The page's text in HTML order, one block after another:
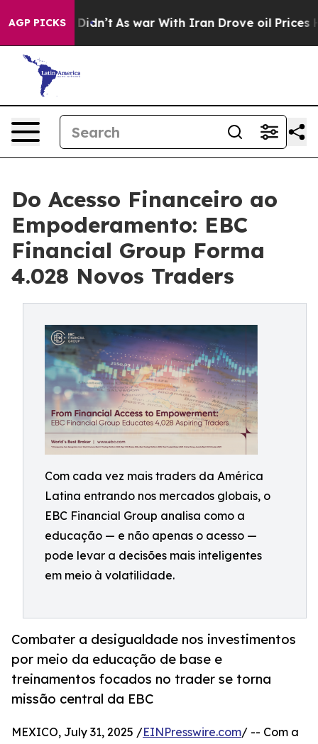
AGP PICKS
it Didn’t As war With Iran Drove oil Prices Higher,
Do Acesso Financeiro ao
Empoderamento: EBC
Financial Group Forma
4.028 Novos Traders
Com cada vez mais traders da América
Latina entrando nos mercados globais, o
EBC Financial Group analisa como a
educação — e não apenas o acesso —
pode levar a decisões mais inteligentes
em meio à volatilidade.
Combater a desigualdade nos investimentos
por meio da educação de base e
treinamentos focados no trader se torna
missão central da EBC
MEXICO, July 31, 2025 /EINPresswire.com/ -- Com a